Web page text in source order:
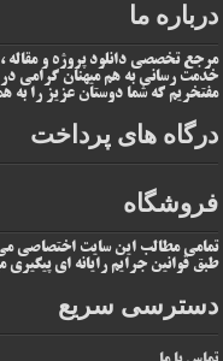
درباره ما
مرجع تخصصی دانلود پروژه و مقاله
مفتخریم که شما دوستان عزیز را به
درگاه های پرداخت
فروشگاه
تمامی مطالب این سایت اختصاصی
طبق قوانین جرایم رایانه ای پیگیری
دسترسی سریع